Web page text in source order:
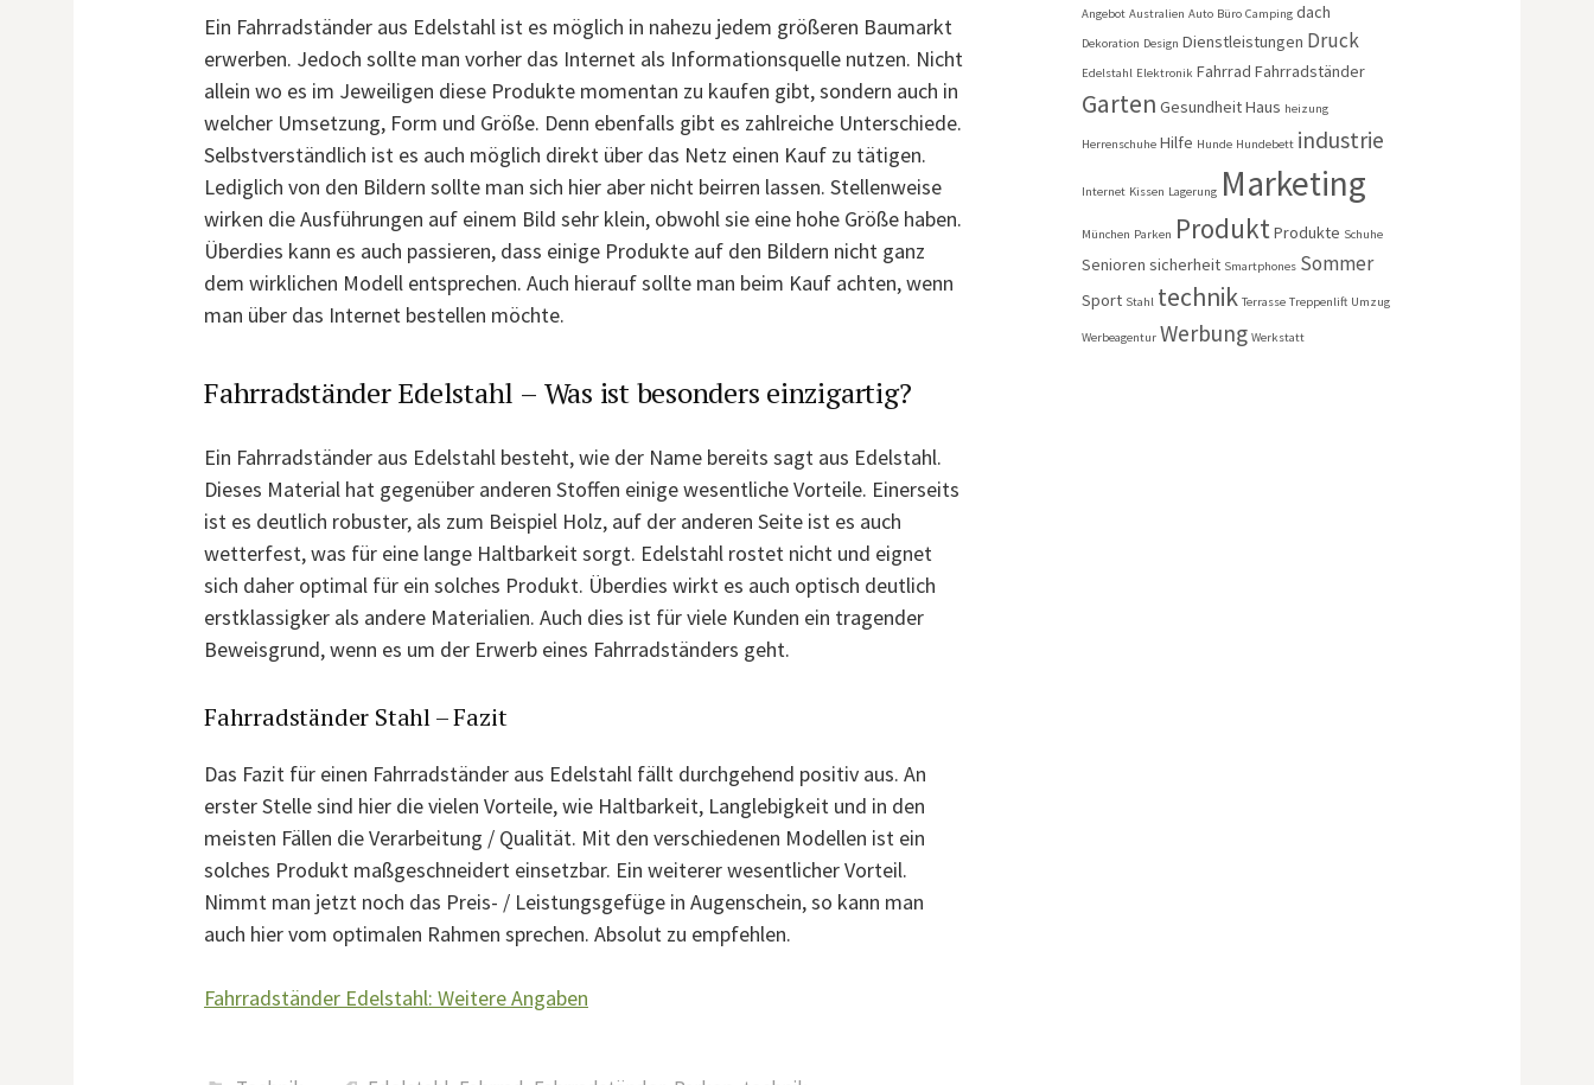
Ein Fahrradständer aus Edelstahl ist es möglich in nahezu jedem größeren Baumarkt
erwerben. Jedoch sollte man vorher das Internet als Informationsquelle nutzen. Nicht
allein wo es im Jeweiligen diese Produkte momentan zu kaufen gibt, sondern auch in
welcher Umsetzung, Form und Größe. Denn ebenfalls gibt es zahlreiche Unterschiede.
Selbstverständlich ist es auch möglich direkt über das Netz einen Kauf zu tätigen.
Lediglich von den Bildern sollte man sich hier aber nicht beirren lassen. Stellenweise
wirken die Ausführungen auf einem Bild sehr klein, obwohl sie eine hohe Größe haben.
Überdies kann es auch passieren, dass einige Produkte auf den Bildern nicht ganz
dem wirklichen Modell entsprechen. Auch hierauf sollte man beim Kauf achten, wenn
man über das Internet bestellen möchte.
Fahrradständer Edelstahl – Was ist besonders einzigartig?
Ein Fahrradständer aus Edelstahl besteht, wie der Name bereits sagt aus Edelstahl.
Dieses Material hat gegenüber anderen Stoffen einige wesentliche Vorteile. Einerseits
ist es deutlich robuster, als zum Beispiel Holz, auf der anderen Seite ist es auch
wetterfest, was für eine lange Haltbarkeit sorgt. Edelstahl rostet nicht und eignet
sich daher optimal für ein solches Produkt. Überdies wirkt es auch optisch deutlich
erstklassigker als andere Materialien. Auch dies ist für viele Kunden ein tragender
Beweisgrund, wenn es um der Erwerb eines Fahrradständers geht.
Fahrradständer Stahl – Fazit
Das Fazit für einen Fahrradständer aus Edelstahl fällt durchgehend positiv aus. An
erster Stelle sind hier die vielen Vorteile, wie Haltbarkeit, Langlebigkeit und in den
meisten Fällen die Verarbeitung / Qualität. Mit den verschiedenen Modellen ist ein
solches Produkt maßgeschneidert einsetzbar. Ein weiterer wesentlicher Vorteil.
Nimmt man jetzt noch das Preis- / Leistungsgefüge in Augenschein, so kann man
auch hier vom optimalen Rahmen sprechen. Absolut zu empfehlen.
Fahrradständer Edelstahl: Weitere Angaben
Angebot Australien Auto Büro Camping dach
Dekoration Design Dienstleistungen Druck
Edelstahl Elektronik Fahrrad Fahrradständer
Garten GesundheitHaus heizung
Herrenschuhe Hilfe Hunde Hundebett industrie
Internet Kissen Lagerung Marketing
München Parken ProduktProdukte Schuhe
Senioren sicherheit Smartphones Sommer
Sport Stahl technik Terrasse Treppenlift Umzug
Werbeagentur Werbung Werkstatt